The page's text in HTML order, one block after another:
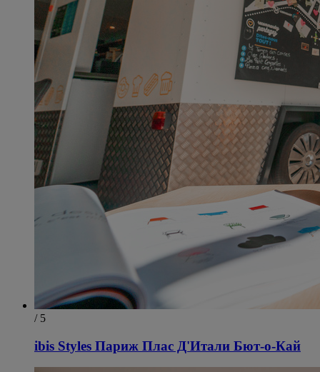
/ 5
ibis Styles Париж Плас Д'Итали Бют-о-Кай